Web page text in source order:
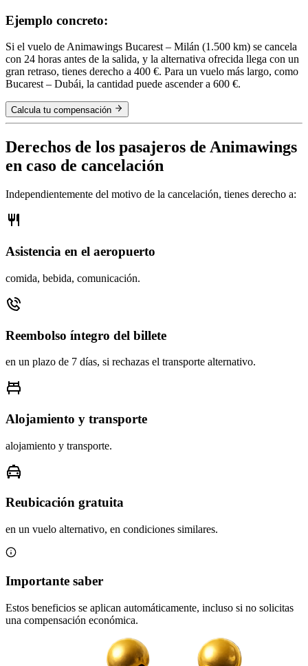
Ejemplo concreto:
Si el vuelo de Animawings Bucarest – Milán (1.500 km) se cancela
con 24 horas antes de la salida, y la alternativa ofrecida llega con un
gran retraso, tienes derecho a 400 €. Para un vuelo más largo, como
Bucarest – Dubái, la cantidad puede ascender a 600 €.
Calcula tu compensación
Derechos de los pasajeros de Animawings
en caso de cancelación
Independientemente del motivo de la cancelación, tienes derecho a:
Asistencia en el aeropuerto
comida, bebida, comunicación.
Reembolso íntegro del billete
en un plazo de 7 días, si rechazas el transporte alternativo.
Alojamiento y transporte
alojamiento y transporte.
Reubicación gratuita
en un vuelo alternativo, en condiciones similares.
Importante saber
Estos beneficios se aplican automáticamente, incluso si no solicitas
una compensación económica.